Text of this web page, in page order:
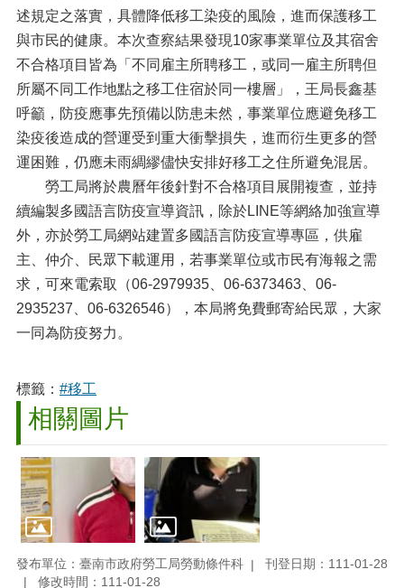
述規定之落實，具體降低移工染疫的風險，進而保護移工
與市民的健康。本次查察結果發現10家事業單位及其宿舍
不合格項目皆為「不同雇主所聘移工，或同一雇主所聘但
所屬不同工作地點之移工住宿於同一樓層」，王局長鑫基
呼籲，防疫應事先預備以防患未然，事業單位應避免移工
染疫後造成的營運受到重大衝擊損失，進而衍生更多的營
運困難，仍應未雨綢繆儘快安排好移工之住所避免混居。
勞工局將於農曆年後針對不合格項目展開複查，並持
續編製多國語言防疫宣導資訊，除於LINE等網絡加強宣導
外，亦於勞工局網站建置多國語言防疫宣導專區，供雇
主、仲介、民眾下載運用，若事業單位或市民有海報之需
求，可來電索取（06-2979935、06-6373463、06-
2935237、06-6326546），本局將免費郵寄給民眾，大家
一同為防疫努力。
標籤： #移工
相關圖片
發布單位：臺南市政府勞工局勞動條件科
刊登日期：111-01-28
修改時間：111-01-28